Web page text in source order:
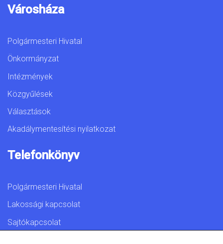
Városháza
Polgármesteri Hivatal
Önkormányzat
Intézmények
Közgyűlések
Választások
Akadálymentesítési nyilatkozat
Telefonkönyv
Polgármesteri Hivatal
Lakossági kapcsolat
Sajtókapcsolat